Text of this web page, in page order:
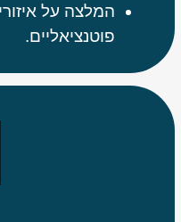
המלצה על
פוטנציאליים.